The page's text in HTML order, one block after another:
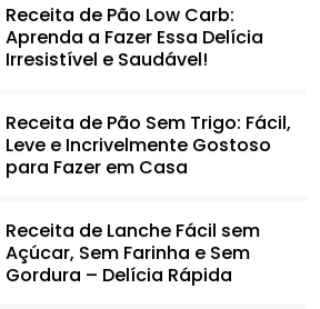
Receita de Pão Low Carb:
Aprenda a Fazer Essa Delícia
Irresistível e Saudável!
Receita de Pão Sem Trigo: Fácil,
Leve e Incrivelmente Gostoso
para Fazer em Casa
Receita de Lanche Fácil sem
Açúcar, Sem Farinha e Sem
Gordura – Delícia Rápida